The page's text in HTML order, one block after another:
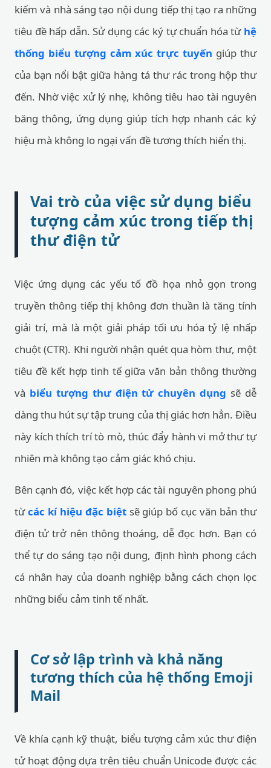
kiếm và nhà sáng tạo nội dung tiếp thị tạo ra những
tiêu đề hấp dẫn. Sử dụng các ký tự chuẩn hóa từ hệ
thống biểu tượng cảm xúc trực tuyến giúp thư
của bạn nổi bật giữa hàng tá thư rác trong hộp thư
đến. Nhờ việc xử lý nhẹ, không tiêu hao tài nguyên
băng thông, ứng dụng giúp tích hợp nhanh các ký
hiệu mà không lo ngại vấn đề tương thích hiển thị.
Vai trò của việc sử dụng biểu
tượng cảm xúc trong tiếp thị
thư điện tử
Việc ứng dụng các yếu tố đồ họa nhỏ gọn trong
truyền thông tiếp thị không đơn thuần là tăng tính
giải trí, mà là một giải pháp tối ưu hóa tỷ lệ nhấp
chuột (CTR). Khi người nhận quét qua hòm thư, một
tiêu đề kết hợp tinh tế giữa văn bản thông thường
và biểu tượng thư điện tử chuyên dụng sẽ dễ
dàng thu hút sự tập trung của thị giác hơn hẳn. Điều
này kích thích trí tò mò, thúc đẩy hành vi mở thư tự
nhiên mà không tạo cảm giác khó chịu.
Bên cạnh đó, việc kết hợp các tài nguyên phong phú
từcác kí hiệu đặc biệtsẽ giúp bố cục văn bản thư
điện tử trở nên thông thoáng, dễ đọc hơn. Bạn có
thể tự do sáng tạo nội dung, định hình phong cách
cá nhân hay của doanh nghiệp bằng cách chọn lọc
những biểu cảm tinh tế nhất.
Cơ sở lập trình và khả năng
tương thích của hệ thống Emoji
Mail
Về khía cạnh kỹ thuật, biểu tượng cảm xúc thư điện
tử hoạt động dựa trên tiêu chuẩn Unicode được các